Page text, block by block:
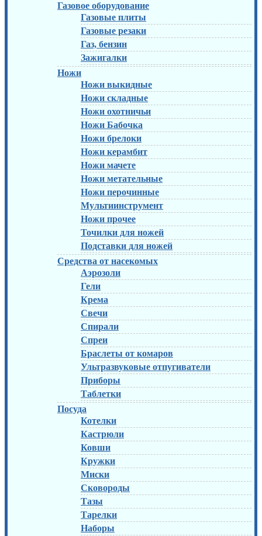
Газовое оборудование
Газовые плиты
Газовые резаки
Газ, бензин
Зажигалки
Ножи
Ножи выкидные
Ножи складные
Ножи охотничьи
Ножи Бабочка
Ножи брелоки
Ножи керамбит
Ножи мачете
Ножи метательные
Ножи перочинные
Мультиинструмент
Ножи прочее
Точилки для ножей
Подставки для ножей
Средства от насекомых
Аэрозоли
Гели
Крема
Свечи
Спирали
Спреи
Браслеты от комаров
Ультразвуковые отпугиватели
Приборы
Таблетки
Посуда
Котелки
Кастрюли
Ковши
Кружки
Миски
Сковороды
Тазы
Тарелки
Наборы